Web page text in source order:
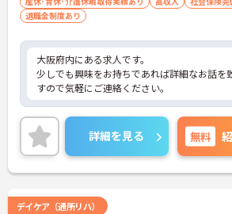
退職金制度あり
大阪府内にある求人です。
少しでも興味をお持ちであれば詳細なお話を
すので気軽にご連絡ください。
詳細を見る 無料
デイケア（通所リハ）